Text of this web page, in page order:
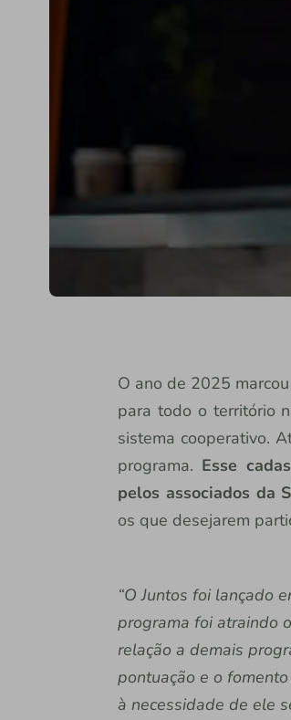
O ano de 2025
para todo o território
sistema cooperativo.
programa. Esse
pelos associados da
os que desejarem
“O Juntos foi lançado
programa foi atraindo
relação a demais
pontuação e o
à necessidade de ele